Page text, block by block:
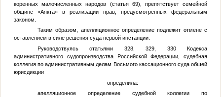
коренных малочисленных народов (статья 69), препятствует семейной
общине «Аякта» в реализации прав, предусмотренных федеральным
законом.
Таким образом, апелляционное определение подлежит отмене с
оставлением в силе решения суда первой инстанции.
Руководствуясь статьями 328, 329, 330 Кодекса
административного судопроизводства Российской Федерации, судебная
коллегия по административным делам Восьмого кассационного суда общей
юрисдикции
определила:
апелляционное определение судебной коллегии по